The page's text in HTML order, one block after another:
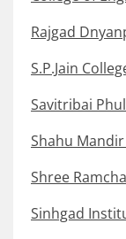
Rajgad
S.P.Jain
Savitribai
Shahu
Shree
Sinhgad